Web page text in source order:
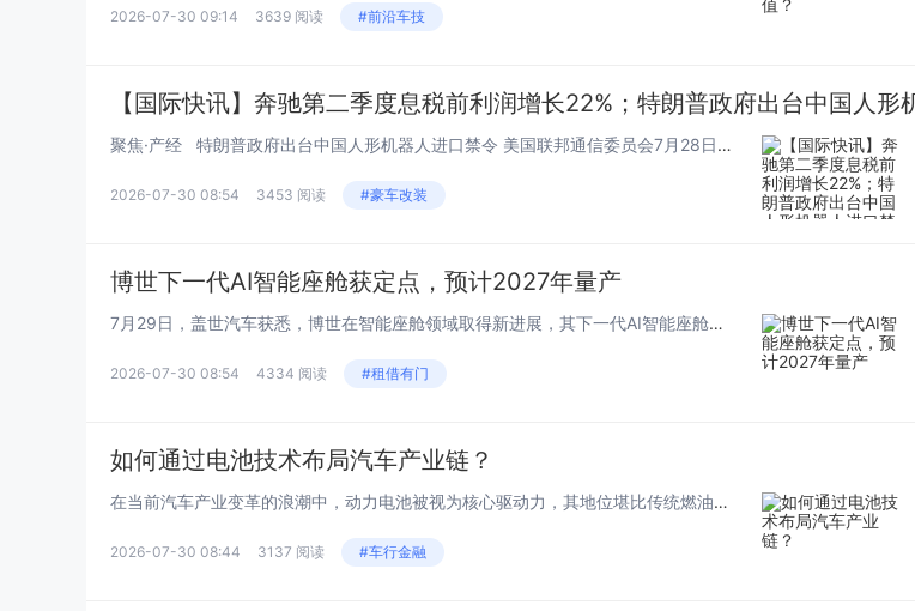
2026-07-30 09:14 3639 阅读 #前沿车技
聚焦·产经 特朗普政府出台中国人形机器人进口禁令 美国联邦通信委员会7月28日下午正式公布相关措施，禁止进口中国新型人形机器人、四足机器人，以及联网型电力逆变器。电力逆变器可实现可再生能源、储能电池与...
2026-07-30 08:54 3453 阅读 #豪车改装
博世下一代AI智能座舱获定点，预计2027年量产
7月29日，盖世汽车获悉，博世在智能座舱领域取得新进展，其下一代AI智能座舱已获得国内头部车企项目定点，预计于2027年第三季度实现量产。同时，博世正持续深化与全球豪华品牌及国内主流自主车企的联合技术开发。 图片来源：博世...
2026-07-30 08:54 4334 阅读 #租借有门
如何通过电池技术布局汽车产业链？
在当前汽车产业变革的浪潮中，动力电池被视为核心驱动力，其地位堪比传统燃油车的发动机。企业若想在这一领域占据有利地位，必须深入理解电池技术对整个价值链的深远影响。从矿产资源开采到最终的车辆应用，每一个环节都蕴含着巨大的战略机遇。掌握核心技术意...
2026-07-30 08:44 3137 阅读 #车行金融